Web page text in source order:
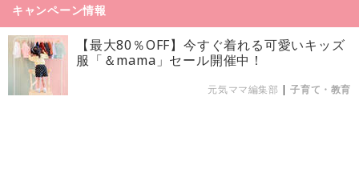
キャンペーン情報
【最大80％OFF】今すぐ着れる可愛いキッズ
服「＆mama」セール開催中！
元気ママ編集部 |子育て・教育